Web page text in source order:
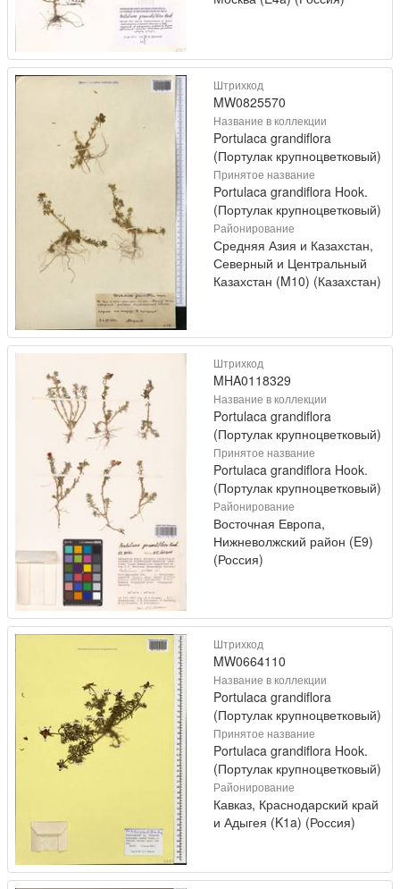
Штрихкод
MW0825570
Название в коллекции
Portulaca grandiflora
(Портулак крупноцветковый)
Принятое название
Portulaca grandiflora Hook.
(Портулак крупноцветковый)
Районирование
Средняя Азия и Казахстан,
Северный и Центральный
Казахстан (M10) (Казахстан)
Штрихкод
MHA0118329
Название в коллекции
Portulaca grandiflora
(Портулак крупноцветковый)
Принятое название
Portulaca grandiflora Hook.
(Портулак крупноцветковый)
Районирование
Восточная Европа,
Нижневолжский район (E9)
(Россия)
Штрихкод
MW0664110
Название в коллекции
Portulaca grandiflora
(Портулак крупноцветковый)
Принятое название
Portulaca grandiflora Hook.
(Портулак крупноцветковый)
Районирование
Кавказ, Краснодарский край
и Адыгея (K1a) (Россия)